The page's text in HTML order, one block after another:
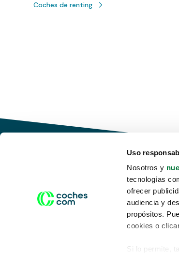
Uso
Nosotros y
tecnologías
ofrecer
audiencia y
propósitos.
cookies o
Si lo permite,
Coches de renting
Conduce tu futuro,
desata tu movilidad